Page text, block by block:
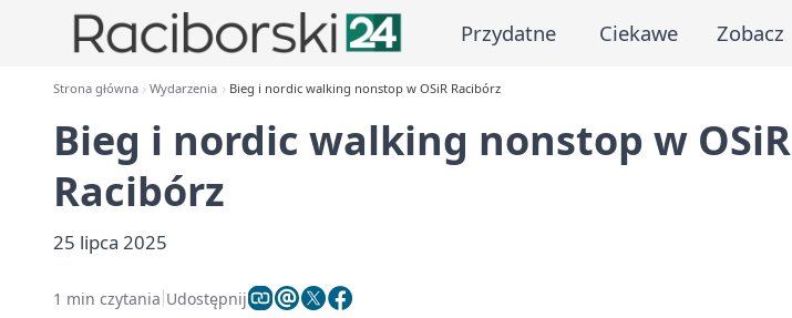
Przydatne Ciekawe Zobacz
Strona główna Wydarzenia Bieg i nordic walking nonstop w OSiR Racibórz
Bieg i nordic walking nonstop w OSiR
Racibórz
25 lipca 2025
1 min czytania Udostępnij